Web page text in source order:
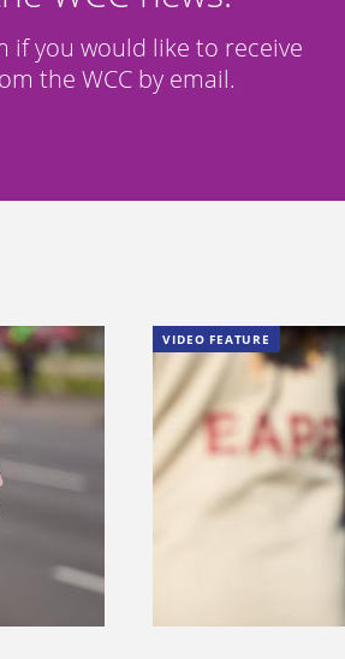
if you would like to receive
the WCC by email.
VIDEO FEATURE